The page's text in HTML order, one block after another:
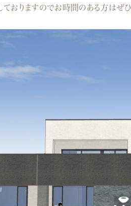
ておりますのでお時間のある方はぜひ